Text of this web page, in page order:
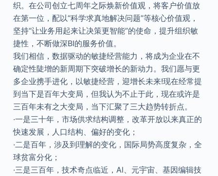
织。在公司创立七周年之际焕新价值观，将客户价值放
在第一位，配以“科学求真地解决问题”等核心价值观，
坚持“让业务用起来让决策更智能”的使命，提升组织敏
捷性，不断做深BI的服务价值。
我们相信，数据驱动的敏捷经营能力，将成为企业在不
确定性陡增的新周期下突破增长的新动力。我们愿与更
多企业携手进化，以敏捷经营，迎增长未来!现在经常提
到当下是百年大变局，但我认为不止于此，现在或许是
三百年未有之大变局，当下汇聚了三大趋势转折点。
·一是三十年，市场供求结构调整，改革开放以来真正的
快速发展，人口结构、偏好的变化；
·二是百年，涉及到理解的变化，国际局势高度复杂，全
球贫富分化；
·三是三百年，技术奇点临近，Al、元宇宙、基因编辑技